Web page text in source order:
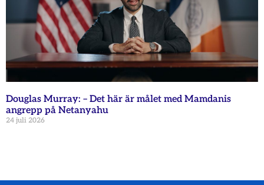
Douglas Murray: – Det här är målet med Mamdanis
angrepp på Netanyahu
24 juli 2026